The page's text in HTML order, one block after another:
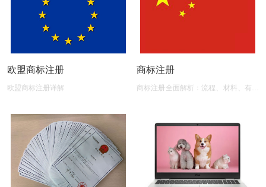
欧盟商标注册
欧盟商标注册详解
商标注册
商标注册全面解析：流程、材料、有效